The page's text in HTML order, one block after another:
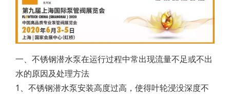
一、不锈钢潜水泵在运行过程中常出现流量不足或不出
水的原因及处理方法
1、不锈钢潜水泵安装高度过高，使得叶轮浸没深度不